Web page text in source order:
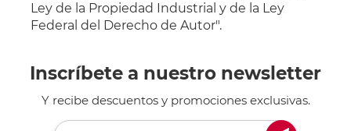
Ley de la Propiedad Industrial y de la Ley
Federal del Derecho de Autor".
Inscríbete a nuestro newsletter
Y recibe descuentos y promociones exclusivas.